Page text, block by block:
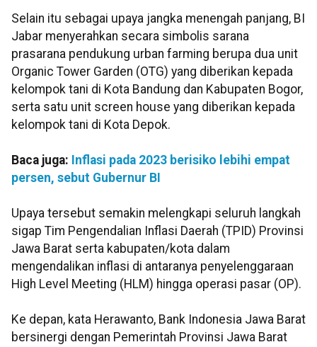
Selain itu sebagai upaya jangka menengah panjang, BI
Jabar menyerahkan secara simbolis sarana
prasarana pendukung urban farming berupa dua unit
Organic Tower Garden (OTG) yang diberikan kepada
kelompok tani di Kota Bandung dan Kabupaten Bogor,
serta satu unit screen house yang diberikan kepada
kelompok tani di Kota Depok.
Baca juga: Inflasi pada 2023 berisiko lebihi empat
persen, sebut Gubernur BI
Upaya tersebut semakin melengkapi seluruh langkah
sigap Tim Pengendalian Inflasi Daerah (TPID) Provinsi
Jawa Barat serta kabupaten/kota dalam
mengendalikan inflasi di antaranya penyelenggaraan
High Level Meeting (HLM) hingga operasi pasar (OP).
Ke depan, kata Herawanto, Bank Indonesia Jawa Barat
bersinergi dengan Pemerintah Provinsi Jawa Barat